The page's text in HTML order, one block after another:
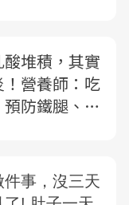
堆積，其實
營養師：吃
防鐵腿、抽